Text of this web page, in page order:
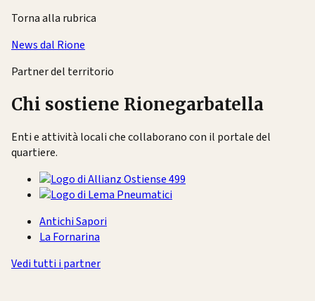
Torna alla rubrica
News dal Rione
Partner del territorio
Chi sostiene Rionegarbatella
Enti e attività locali che collaborano con il portale del
quartiere.
Antichi Sapori
La Fornarina
Vedi tutti i partner